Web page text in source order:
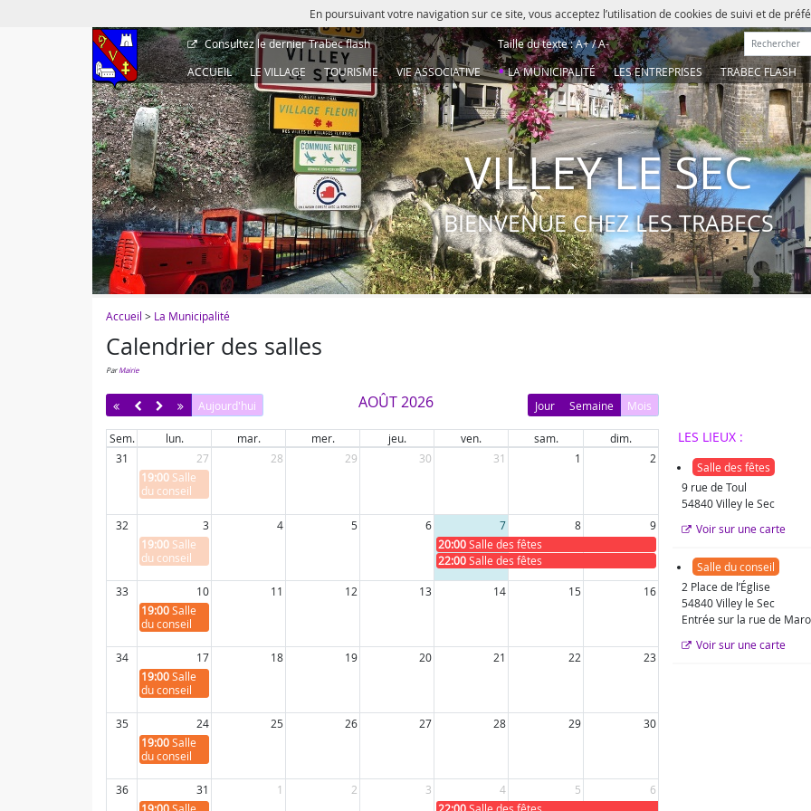
En poursuivant votre navigation sur ce site, vous acceptez l’utilisation de cookies de suivi et de
Consultez le dernierTrabec flash Taille du texte :A+/A- Rechercher :
ACCUEIL LE VILLAGE TOURISME VIE ASSOCIATIVE LA MUNICIPALITÉ LES ENTREPRISES TRABEC FLASH
VILLEY LE SEC
BIENVENUE CHEZ LES TRABECS
Accueil > La Municipalité
Calendrier des salles
parMairie
Aujourd'hui Jour Semaine Mois
AOÛT 2026
Sem. lun. mar. mer. jeu. ven. sam.
dim.
31
27 28 29 30 31 1
2
19:00 Salle
du conseil
32 3 4 5 6 7 8
9
19:00 Salle
du conseil
20:00Salle des fêtes
22:00Salle des fêtes
33 10 11 12 13 14 15
16
19:00Salle
du conseil
34 17 18 19 20 21 22
23
19:00Salle
du conseil
35 24 25 26 27 28 29
30
19:00Salle
du conseil
36 31 1 2 3 4 5
6
LES LIEUX :
Salle des fêtes
9 rue de Toul
54840 Villey le Sec
Voir sur une carte
Salle du conseil
2 Place de l’Église
54840 Villey le Sec
Entrée sur la rue de
Voir sur une carte